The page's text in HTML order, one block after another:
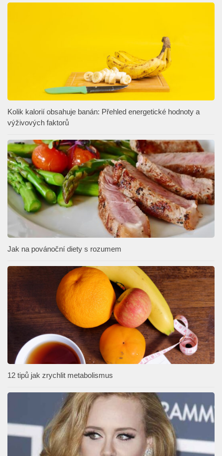
Kolik kalorií obsahuje banán: Přehled energetické hodnoty a
výživových faktorů
Jak na povánoční diety s rozumem
12 tipů jak zrychlit metabolismus